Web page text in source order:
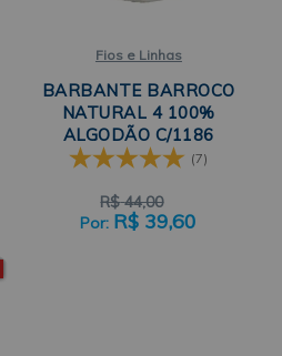
Fios e Linhas
BARBANTE BARROCO
NATURAL 4 100%
ALGODÃO C/1186
METROS CÍRCULO
(7)
R$ 44,00
R$ 39,60